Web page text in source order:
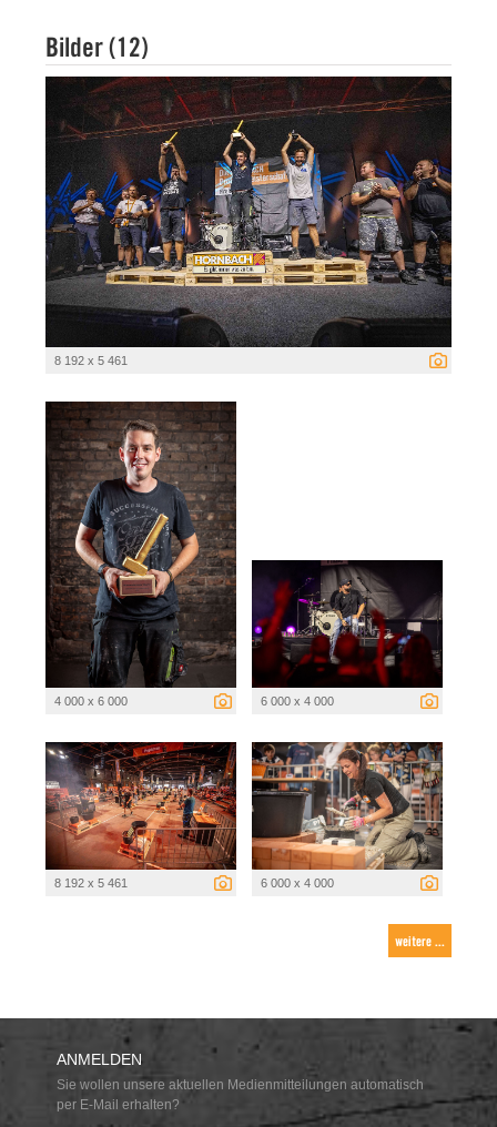
Bilder (12)
8 192 x 5 461
4 000 x 6 000 6 000 x 4 000
8 192 x 5 461 6 000 x 4 000
weitere ...
ANMELDEN
Sie wollen unsere aktuellen Medienmitteilungen automatisch
per E-Mail erhalten?